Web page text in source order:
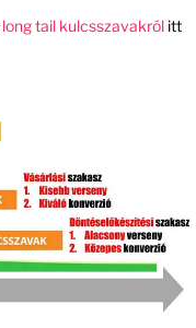
long tail kulcsszavakról itt